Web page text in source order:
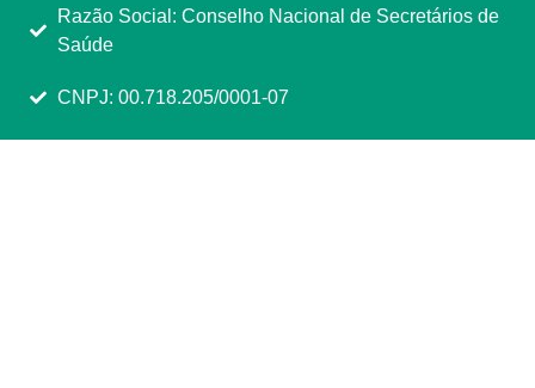
Razão Social: Conselho Nacional de Secretários de
Saúde
CNPJ: 00.718.205/0001-07